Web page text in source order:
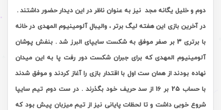
دوم و خلیل یگانه مجد نیز به عنوان ناظر در این دیدار حضور داشتند .
در آخرین بازی این هفته لیگ برتر ، والیبال آلومینیوم المهدی در خانه
با برتری 3 بر صفر موفق به شکست سایپای البرز شد . بنفش پوشان
آلومینیوم المهدی که برای جبران شکست دور رفت پا به این میدان
نهاده بودند از همان ست اول با اقتدار بازی را آغاز کردند و موفق شدند
با حساب 25 بر 16 از سد حریف خود بگذرند . در ست دوم تیم سایپا
شروع خوبی داشت و تا لحظات پایانی نیز از تیم میزبان پیش بود که